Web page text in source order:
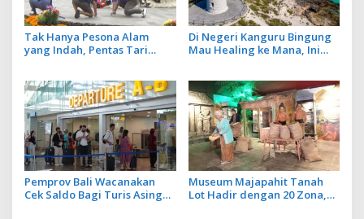
Tak Hanya Pesona Alam
yang Indah, Pentas Tari
Musim Libur
Di Negeri Kanguru Bingung
Mau Healing ke Mana, Ini
Australia
Pemprov Bali Wacanakan
Cek Saldo Bagi Turis Asing
Museum Majapahit Tanah
Lot Hadir dengan 20 Zona,